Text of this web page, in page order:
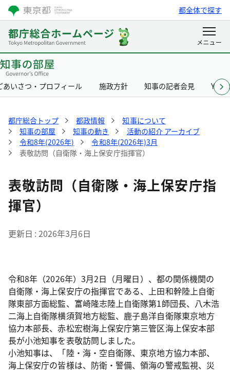
都全体で探す
あいさつ・プロフィール 施政方針 知事の記者会見
都庁総合トップ 都政情報
知事について
知事の部屋
知事の動き
活動の紹介 アーカイブ
令和8年(2026年)
令和8年(2026年)3月
表敬訪問（自衛隊・海上保安庁指揮官）
表敬訪問（自衛隊・海上保安庁指
揮官）
更新日 2026年3月6日
令和8年（2026年）3月2日（月曜日）、都の関係機関の
自衛隊・海上保安庁の指揮官である、上田和幹陸上自衛
隊東部方面総監、富崎隆志陸上自衛隊第1師団長、八木浩
二海上自衛隊横須賀地方総監、鹿子島洋自衛隊東京地方
協力本部長、赤松宏樹海上保安庁第三管区海上保安本部
長が小池知事を表敬訪問しました。
小池知事は、「陸・海・空自衛隊、東京地方協力本部、
海上保安庁の皆様は、防衛・警備、領海の警戒監視、災